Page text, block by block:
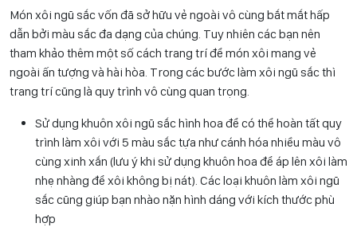
Món xôi ngũ sắc vốn đã sở hữu vẻ ngoài vô cùng bắt mắt hấp
dẫn bởi màu sắc đa dạng của chúng. Tuy nhiên các bạn nên
tham khảo thêm một số cách trang trí để món xôi mang vẻ
ngoài ấn tượng và hài hòa. Trong các bước làm xôi ngũ sắc thì
trang trí cũng là quy trình vô cùng quan trọng.
Sử dụng khuôn xôi ngũ sắc hình hoa để có thể hoàn tất quy
trình làm xôi với 5 màu sắc tựa như cánh hóa nhiều màu vô
cùng xinh xắn (lưu ý khi sử dụng khuôn hoa để áp lên xôi làm
nhẹ nhàng để xôi không bị nát). Các loại khuôn làm xôi ngũ
sắc cũng giúp bạn nhào nặn hình dáng với kích thước phù
hợp